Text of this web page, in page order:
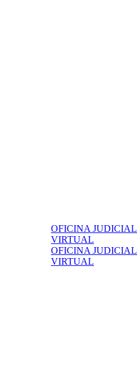
OFICINA JUDICIAL
VIRTUAL
OFICINA JUDICIAL
VIRTUAL